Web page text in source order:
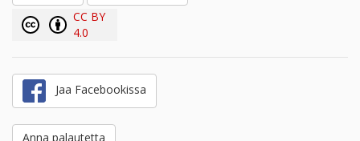
CC BY
4.0
Jaa Facebookissa
Anna palautetta